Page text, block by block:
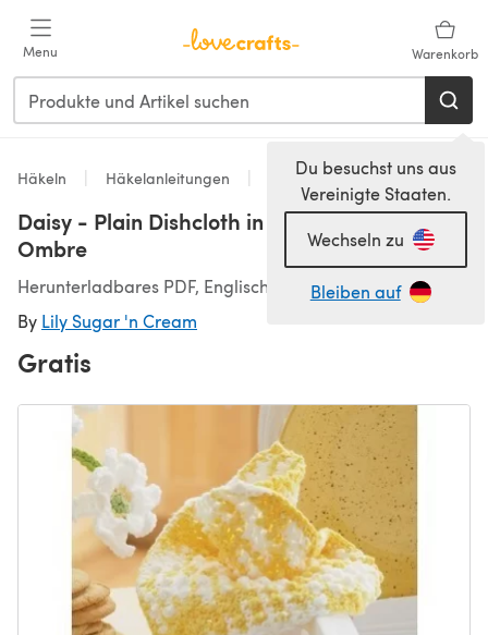
Menu Warenkorb
Du besuchst uns aus
Vereinigte Staaten.
Wechseln zu
Bleiben auf
Häkeln Häkelanleitungen Accessoires Häkelanleitungen
Daisy - Plain Dishcloth in Lily Sugar 'n Cream
Ombre
Herunterladbares PDF, Englisch
By Lily Sugar 'n Cream
Gratis